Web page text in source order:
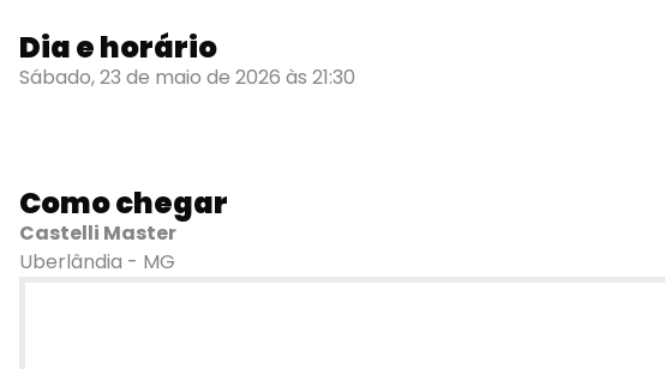
Dia e horário
Sábado, 23 de maio de 2026 às 21:30
Como chegar
Castelli Master
Uberlândia - MG